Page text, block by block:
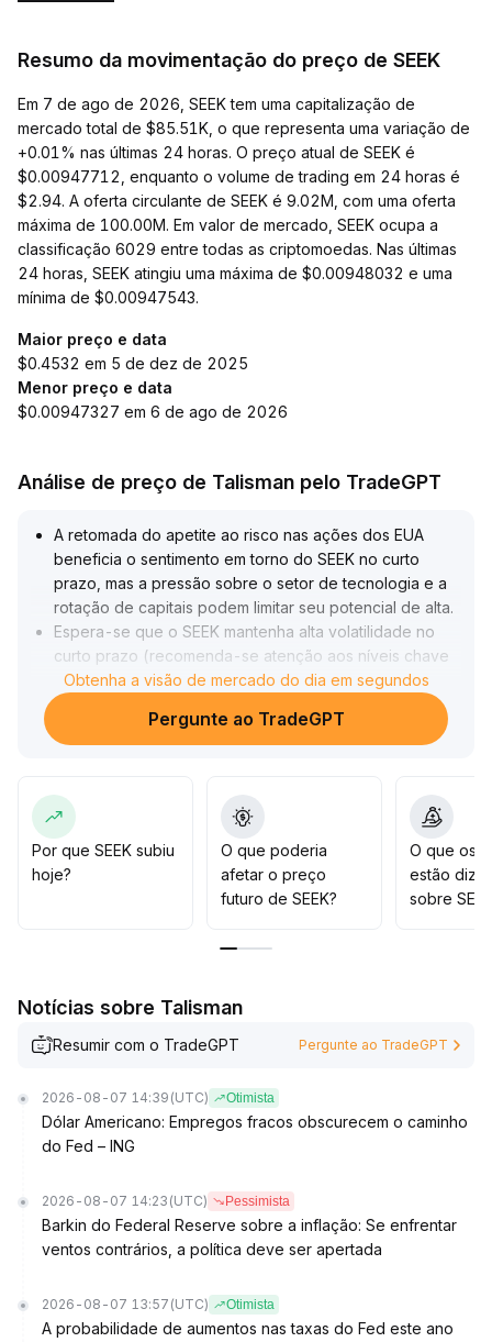
Resumo da movimentação do preço de SEEK
Em 7 de ago de 2026, SEEK tem uma capitalização de
mercado total de $85.51K, o que representa uma variação de
+0.01% nas últimas 24 horas. O preço atual de SEEK é
$0.00947712, enquanto o volume de trading em 24 horas é
$2.94. A oferta circulante de SEEK é 9.02M, com uma oferta
máxima de 100.00M. Em valor de mercado, SEEK ocupa a
classificação 6029 entre todas as criptomoedas. Nas últimas
24 horas, SEEK atingiu uma máxima de $0.00948032 e uma
mínima de $0.00947543.
Maior preço e data
$0.4532 em 5 de dez de 2025
Menor preço e data
$0.00947327 em 6 de ago de 2026
Análise de preço de Talisman pelo TradeGPT
A retomada do apetite ao risco nas ações dos EUA
beneficia o sentimento em torno do SEEK no curto
prazo, mas a pressão sobre o setor de tecnologia e a
rotação de capitais podem limitar seu potencial de alta.
Espera-se que o SEEK mantenha alta volatilidade no
curto prazo (recomenda-se atenção aos níveis chave
de 3,20–3,80); investidores devem administrar
posições de forma flexível e seguir o fluxo entre
Obtenha a visão de mercado do dia em segundos
Pergunte ao TradeGPT
Por que SEEK subiu
hoje?
O que poderia
afetar o preço
futuro de SEEK?
O que os
estão
sobre
Notícias sobre Talisman
Resumir com o TradeGPT Pergunte ao TradeGPT
2026-08-07 14:39 (UTC) Otimista
Dólar Americano: Empregos fracos obscurecem o caminho
do Fed – ING
2026-08-07 14:23 (UTC) Pessimista
Barkin do Federal Reserve sobre a inflação: Se enfrentar
ventos contrários, a política deve ser apertada
2026-08-07 13:57 (UTC) Otimista
A probabilidade de aumentos nas taxas do Fed este ano